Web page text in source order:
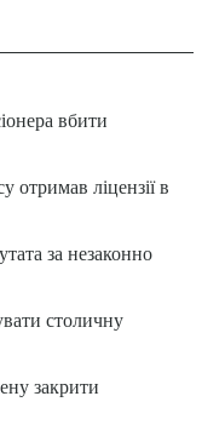
вбити
отримав ліцензії в
за незаконно
столичну
закрити